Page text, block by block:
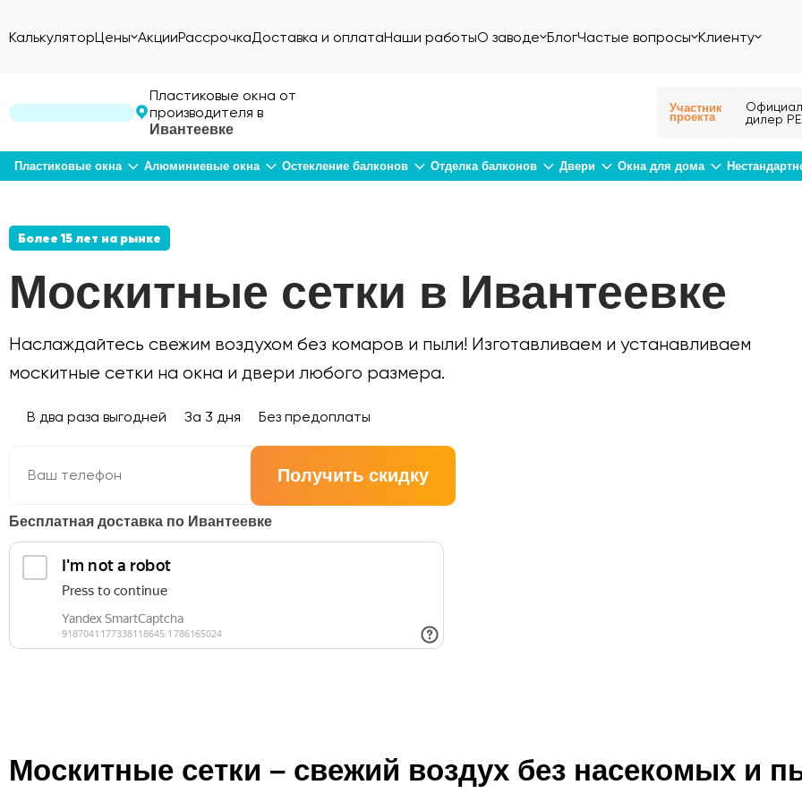
КалькуляторЦены АкцииРассрочкаДоставка и оплатаНаши работыО заводе БлогЧастые вопросы Клиенту
Пластиковые окна от
производителя в
Ивантеевке
Участник
проекта
дилер
Пластиковые окна Алюминиевые окна Остекление балконов Отделка балконов Двери Окна для дома
Более 15 лет на рынке
Москитные сетки в Ивантеевке
Наслаждайтесь свежим воздухом без комаров и пыли! Изготавливаем и устанавливаем
москитные сетки на окна и двери любого размера.
В два раза выгодней За 3 дня Без предоплаты
Получить скидку
Бесплатная доставка по Ивантеевке
Москитные сетки – свежий воздух без насекомых и